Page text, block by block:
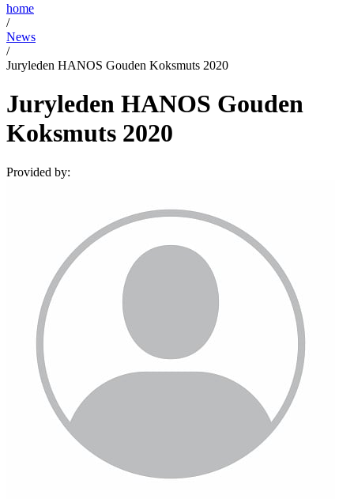
home
/
News
/
Juryleden HANOS Gouden Koksmuts 2020
Juryleden HANOS Gouden
Koksmuts 2020
Provided by: